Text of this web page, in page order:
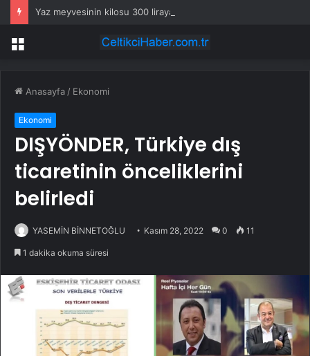
Yaz meyvesinin kilosu 300 liraya fırladı, emekli isyan etti
Menü
Anasayfa / Ekonomi
Ekonomi
DIŞYÖNDER, Türkiye dış
ticaretinin önceliklerini
belirledi
YASEMİN BİNNETOĞLU Kasım 28, 2022 0 11
1 dakika okuma süresi